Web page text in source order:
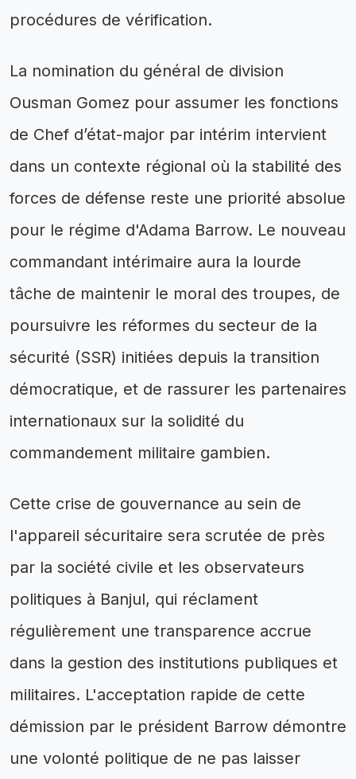
procédures de vérification.
La nomination du général de division
Ousman Gomez pour assumer les fonctions
de Chef d’état-major par intérim intervient
dans un contexte régional où la stabilité des
forces de défense reste une priorité absolue
pour le régime d'Adama Barrow. Le nouveau
commandant intérimaire aura la lourde
tâche de maintenir le moral des troupes, de
poursuivre les réformes du secteur de la
sécurité (SSR) initiées depuis la transition
démocratique, et de rassurer les partenaires
internationaux sur la solidité du
commandement militaire gambien.
Cette crise de gouvernance au sein de
l'appareil sécuritaire sera scrutée de près
par la société civile et les observateurs
politiques à Banjul, qui réclament
régulièrement une transparence accrue
dans la gestion des institutions publiques et
militaires. L'acceptation rapide de cette
démission par le président Barrow démontre
une volonté politique de ne pas laisser